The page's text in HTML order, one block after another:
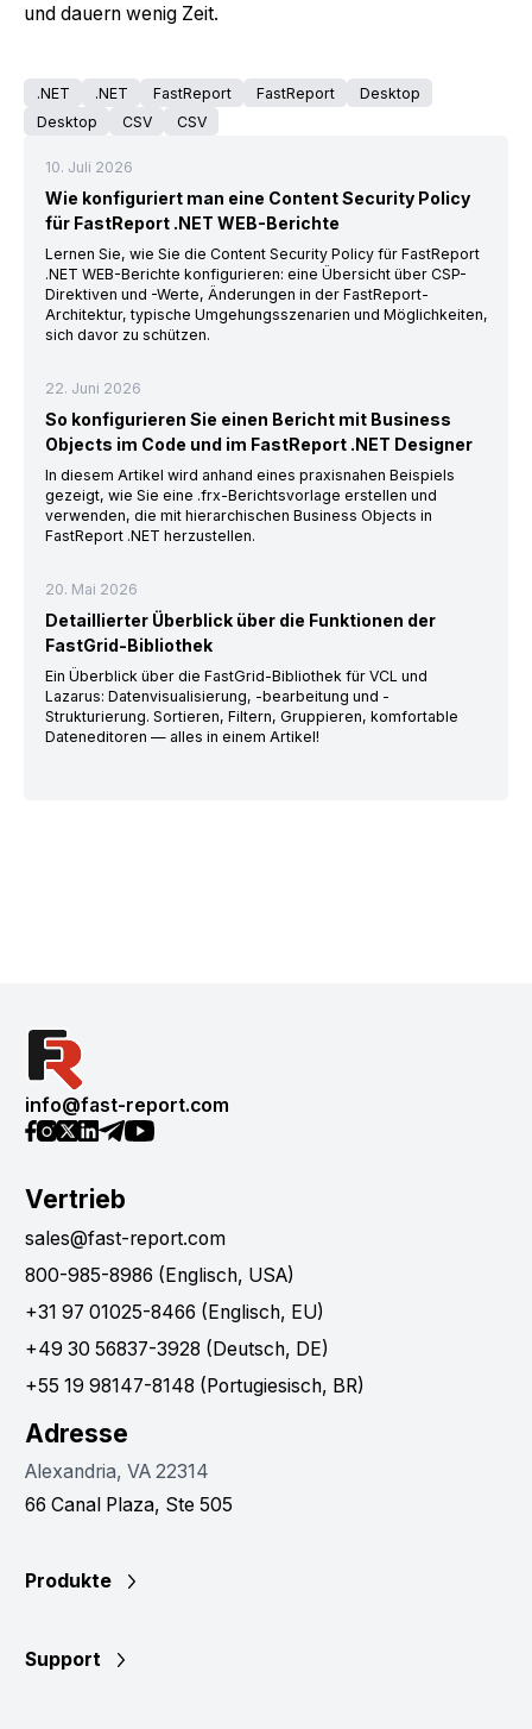
und dauern wenig Zeit.
.NET .NET FastReport FastReport
Desktop
Desktop
CSV CSV
10. Juli 2026
Wie konfiguriert man eine Content Security Policy
für FastReport .NET WEB-Berichte
Lernen Sie, wie Sie die Content Security Policy für FastReport
.NET WEB-Berichte konfigurieren: eine Übersicht über CSP-
Direktiven und -Werte, Änderungen in der FastReport-
Architektur, typische Umgehungsszenarien und Möglichkeiten,
sich davor zu schützen.
22. Juni 2026
So konfigurieren Sie einen Bericht mit Business
Objects im Code und im FastReport .NET Designer
In diesem Artikel wird anhand eines praxisnahen Beispiels
gezeigt, wie Sie eine .frx-Berichtsvorlage erstellen und
verwenden, die mit hierarchischen Business Objects in
FastReport .NET herzustellen.
20. Mai 2026
Detaillierter Überblick über die Funktionen der
FastGrid-Bibliothek
Ein Überblick über die FastGrid-Bibliothek für VCL und
Lazarus: Datenvisualisierung, -bearbeitung und -
Strukturierung. Sortieren, Filtern, Gruppieren, komfortable
Dateneditoren — alles in einem Artikel!
info@fast-report.com
Vertrieb
sales@fast-report.com
800-985-8986 (Englisch, USA)
+31 97 01025-8466 (Englisch, EU)
+49 30 56837-3928 (Deutsch, DE)
+55 19 98147-8148 (Portugiesisch, BR)
Adresse
Alexandria, VA 22314
66 Canal Plaza, Ste 505
Produkte
Support